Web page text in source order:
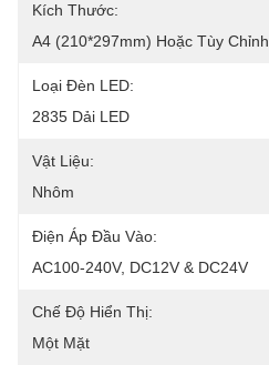
Kích Thước:
A4 (210*297mm) Hoặc Tùy Chỉnh
Loại Đèn LED:
2835 Dải LED
Vật Liệu:
Nhôm
Điện Áp Đầu Vào:
AC100-240V, DC12V & DC24V
Chế Độ Hiển Thị:
Một Mặt